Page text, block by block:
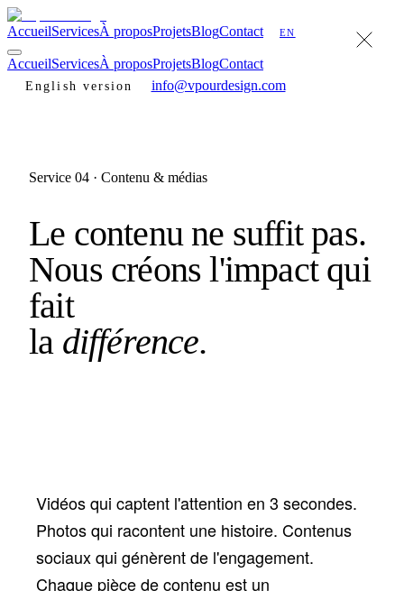
AccueilServicesÀ proposProjetsBlogContact EN
AccueilServicesÀ proposProjetsBlogContact
English version info@vpourdesign.com
Service 04 · Contenu & médias
Le contenu ne suffit pas.
Nous créons l'impact qui
fait
la différence.
Vidéos qui captent l'attention en 3 secondes.
Photos qui racontent une histoire. Contenus
sociaux qui génèrent de l'engagement.
Chaque pièce de contenu est un